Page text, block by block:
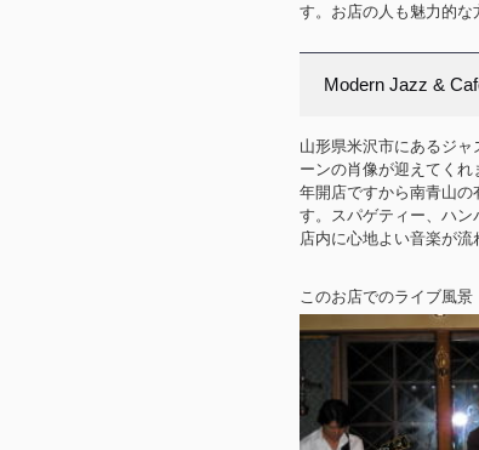
す。お店の人も魅力的な
Modern Jazz &
山形県米沢市にあるジ
ーンの肖像が迎えてく
年開店ですから南青山の
す。スパゲティー、ハン
店内に心地よい音楽が流
このお店でのライブ風